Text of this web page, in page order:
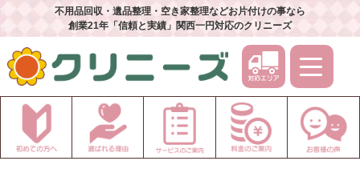
不用品回収・遺品整理・空き家整理などお片付けの事なら
創業21年「信頼と実績」関西一円対応のクリニーズ